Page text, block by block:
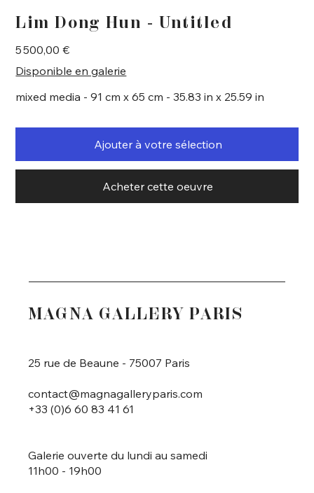
Lim Dong Hun - Untitled
Prix
5 500,00 €
Disponible en galerie
mixed media - 91 cm x 65 cm - 35.83 in x 25.59 in
Ajouter à votre sélection
Acheter cette oeuvre
MAGNA GALLERY PARIS
25 rue de Beaune - 75007 Paris
contact@magnagalleryparis.com
+33 (0)6 60 83 41 61
Galerie ouverte du lundi au samedi
11h00 - 19h00